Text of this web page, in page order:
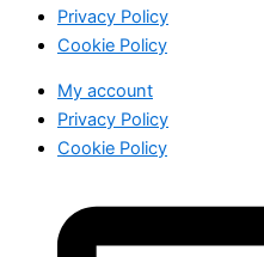
Privacy Policy
Cookie Policy
My account
Privacy Policy
Cookie Policy